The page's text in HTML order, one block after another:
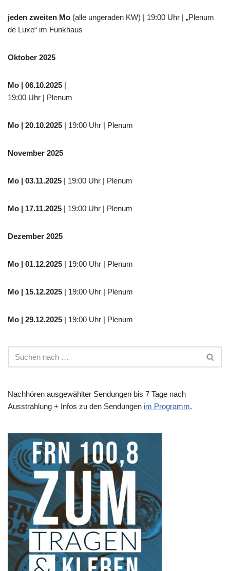
jeden zweiten Mo (alle ungeraden KW) | 19:00 Uhr | „Plenum
de Luxe“ im Funkhaus
Oktober 2025
Mo | 06.10.2025 |
19:00 Uhr | Plenum
Mo | 20.10.2025 | 19:00 Uhr | Plenum
November 2025
Mo | 03.11.2025 | 19:00 Uhr | Plenum
Mo | 17.11.2025 | 19:00 Uhr | Plenum
Dezember 2025
Mo | 01.12.2025 | 19:00 Uhr | Plenum
Mo | 15.12.2025 | 19:00 Uhr | Plenum
Mo | 29.12.2025 | 19:00 Uhr | Plenum
Nachhören ausgewählter Sendungen bis 7 Tage nach
Ausstrahlung + Infos zu den Sendungen im Programm.